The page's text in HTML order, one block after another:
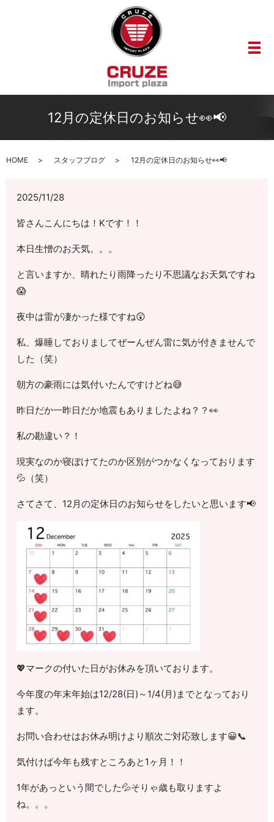
メ
12月の定休日のお知らせ👀📢
HOME スタッフブログ 12月の定休日のお知らせ👀📢
2025/11/28
皆さんこんにちは！Kです！！
本日生憎のお天気。。。
と言いますか、晴れたり雨降ったり不思議なお天気ですね
😱
夜中は雷が凄かった様ですね😲
私、爆睡しておりましてぜーんぜん雷に気が付きませんで
した（笑）
朝方の豪雨には気付いたんですけどね😅
昨日だか一昨日だか地震もありましたよね？？👀
私の勘違い？！
現実なのか寝ぼけてたのか区別がつかなくなっております
💦（笑）
さてさて、12月の定休日のお知らせをしたいと思います📢
💖マークの付いた日がお休みを頂いております。
今年度の年末年始は12/28(日)～1/4(月)までとなっており
ます。
お問い合わせはお休み明けより順次ご対応致します😀📞
気付けば今年も残すところあと1ヶ月！！
1年があっという間でした💦そりゃ歳も取りますよ
ね。。。